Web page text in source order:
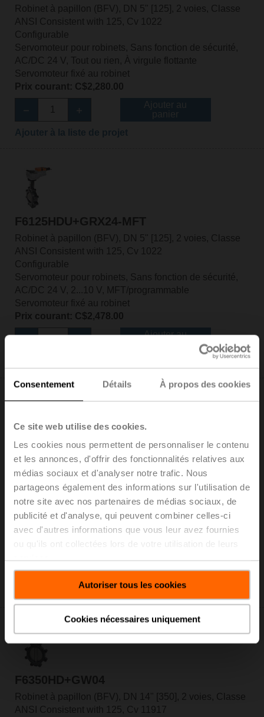
Consentement Détails À propos des cookies
Ce site web utilise des cookies.
Les cookies nous permettent de personnaliser le contenu
et les annonces, d'offrir des fonctionnalités relatives aux
médias sociaux et d'analyser notre trafic. Nous
partageons également des informations sur l'utilisation de
notre site avec nos partenaires de médias sociaux, de
publicité et d'analyse, qui peuvent combiner celles-ci
avec d'autres informations que vous leur avez fournies
ou qu'ils ont collectées lors de votre utilisation de leurs
Autoriser tous les cookies
Cookies nécessaires uniquement
Robinet à papillon (BFV), DN 5" [125], 2 voies, Classe
ANSI Consistent with 125, Cv 1022
Configurable
Servomoteur pour robinets, Sans fonction de sécurité,
AC/DC 24 V, Tout ou rien, À virgule flottante
Servomoteur fixé au robinet
Prix courant: C$2,280.00
F6125HDU+GRX24-MFT
Robinet à papillon (BFV), DN 5" [125], 2 voies, Classe
ANSI Consistent with 125, Cv 1022
Configurable
Servomoteur pour robinets, Sans fonction de sécurité,
AC/DC 24 V, 2...10 V, MFT/programmable
Servomoteur fixé au robinet
Prix courant: C$2,478.00
Ajouter au
F6125HDU+GRX24-MFT-T N4
Robinet à papillon (BFV), DN 5" [125], 2 voies, Classe
ANSI Consistent with 125, Cv 1022
Configurable
Servomoteur pour robinets, Sans fonction de sécurité,
AC/DC 24 V, 2...10 V, NEMA 4X, Bornes
Servomoteur fixé au robinet
Ajouter au
panier
Ajouter à la liste de projet
Robinet à papillon (BFV), DN 14" [350], 2 voies, Classe
ANSI Consistent with 125, Cv 11917